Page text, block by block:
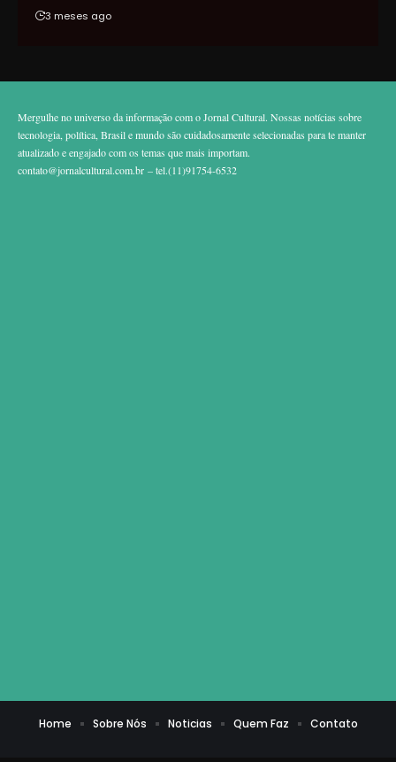
3 meses ago
Mergulhe no universo da informação com o Jornal Cultural. Nossas notícias sobre
tecnologia, política, Brasil e mundo são cuidadosamente selecionadas para te manter
atualizado e engajado com os temas que mais importam.
contato@jornalcultural.com.br – tel.(11)91754-6532
Home Sobre Nós Noticias Quem Faz Contato